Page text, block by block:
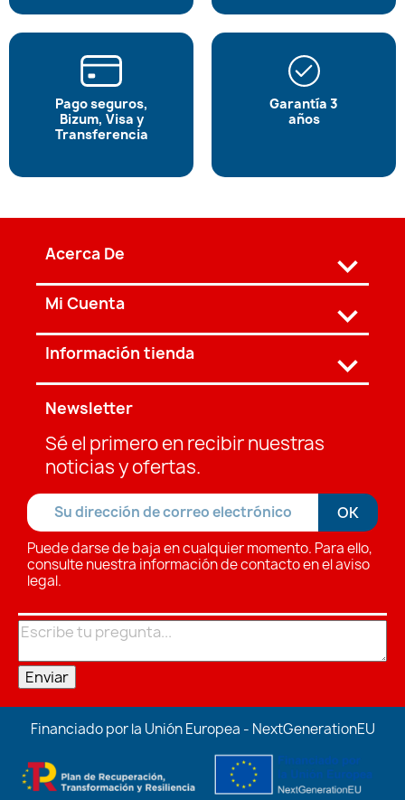
Pago seguros,
Bizum, Visa y
Transferencia
Garantía 3
años
Acerca De 
Mi Cuenta 
Información tienda keyboard_arrow_down
Newsletter
Sé el primero en recibir nuestras
noticias y ofertas.
Puede darse de baja en cualquier momento. Para ello,
consulte nuestra información de contacto en el aviso
legal.
Enviar
Financiado por la Unión Europea - NextGenerationEU